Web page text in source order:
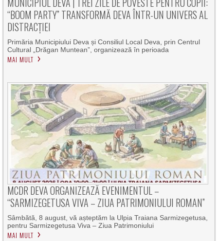
“BOOM PARTY” TRANSFORMĂ DEVA ÎNTR-UN UNIVERS AL
DISTRACȚIEI
Primăria Municipiului Deva și Consiliul Local Deva, prin Centrul
Cultural „Drăgan Muntean”, organizează în perioada
MAI MULT
MCDR DEVA ORGANIZEAZĂ EVENIMENTUL –
“SARMIZEGETUSA VIVA – ZIUA PATRIMONIULUI ROMAN”
Sâmbătă, 8 august, vă așteptăm la Ulpia Traiana Sarmizegetusa,
pentru Sarmizegetusa Viva – Ziua Patrimoniului
MAI MULT